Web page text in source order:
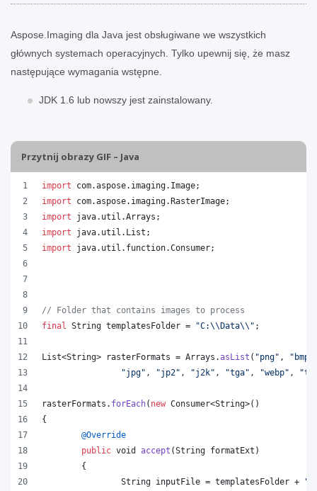
Aspose.Imaging dla Java jest obsługiwane we wszystkich
głównych systemach operacyjnych. Tylko upewnij się, że masz
następujące wymagania wstępne.
JDK 1.6 lub nowszy jest zainstalowany.
Przytnij obrazy GIF – Java
import com.aspose. imaging. Image;
import
com.aspose. imaging.RasterImage;
import
java. util .Arrays ;
import
java. util . List ;
import
java. util . function.Consumer;
// Folder that contains images to process
final
String templatesFolder = "C:\\Data\\ " ;
List<String> rasterFormats = Arrays .asList ( "png" , "bmp"
"jpg" , "jp2" , "j2k" , "tga" , "webp" ,
rasterFormats . forEach( new Consumer<String>()
{
@Override
public void accept (String formatExt )
	{
String inputFile = templatesFolder +